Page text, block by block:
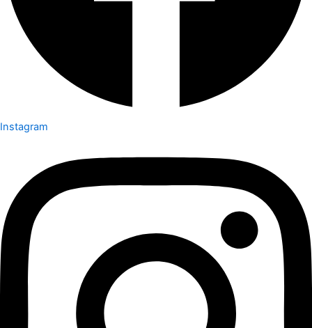
Instagram